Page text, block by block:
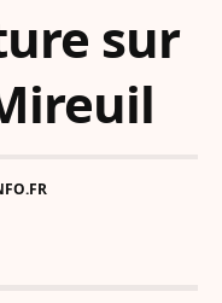
sur